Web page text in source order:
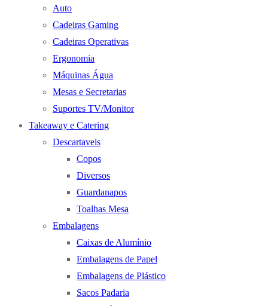
Auto
Cadeiras Gaming
Cadeiras Operativas
Ergonomia
Máquinas Água
Mesas e Secretarias
Suportes TV/Monitor
Takeaway e Catering
Descartaveis
Copos
Diversos
Guardanapos
Toalhas Mesa
Embalagens
Caixas de Alumínio
Embalagens de Papel
Embalagens de Plástico
Sacos Padaria